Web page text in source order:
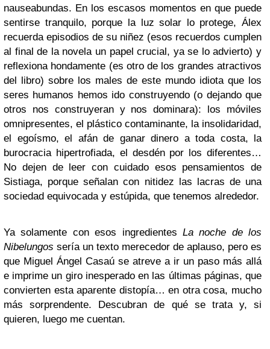
nauseabundas. En los escasos momentos en que puede
sentirse tranquilo, porque la luz solar lo protege, Álex
recuerda episodios de su niñez (esos recuerdos cumplen
al final de la novela un papel crucial, ya se lo advierto) y
reflexiona hondamente (es otro de los grandes atractivos
del libro) sobre los males de este mundo idiota que los
seres humanos hemos ido construyendo (o dejando que
otros nos construyeran y nos dominara): los móviles
omnipresentes, el plástico contaminante, la insolidaridad,
el egoísmo, el afán de ganar dinero a toda costa, la
burocracia hipertrofiada, el desdén por los diferentes…
No dejen de leer con cuidado esos pensamientos de
Sistiaga, porque señalan con nitidez las lacras de una
sociedad equivocada y estúpida, que tenemos alrededor.
Ya solamente con esos ingredientes La noche de los
Nibelungos sería un texto merecedor de aplauso, pero es
que Miguel Ángel Casaú se atreve a ir un paso más allá
e imprime un giro inesperado en las últimas páginas, que
convierten esta aparente distopía… en otra cosa, mucho
más sorprendente. Descubran de qué se trata y, si
quieren, luego me cuentan.